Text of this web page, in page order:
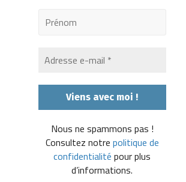
Nous ne spammons pas !
Consultez notre politique de
confidentialité pour plus
d’informations.